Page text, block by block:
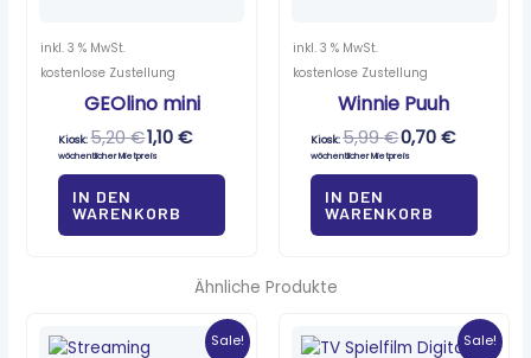
inkl. 3 % MwSt.
kostenlose Zustellung
GEOlino mini
Kiosk:5,20€1,10€
wöchentlicher Mietpreis
IN DEN
WARENKORB
inkl. 3 % MwSt.
kostenlose Zustellung
Winnie Puuh
Kiosk:5,99€0,70€
wöchentlicher Mietpreis
IN DEN
WARENKORB
Ähnliche Produkte
Sale!
Ursprünglicher
war:
Aktueller
Preis
ist:
Sale!
Ursprünglicher
war:
Aktueller
Preis
ist: